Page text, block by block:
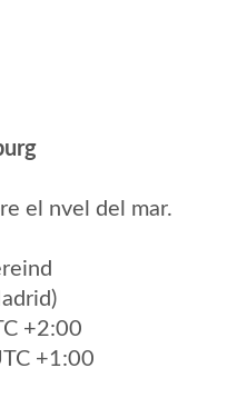
el nvel del mar.
+2:00
+1:00